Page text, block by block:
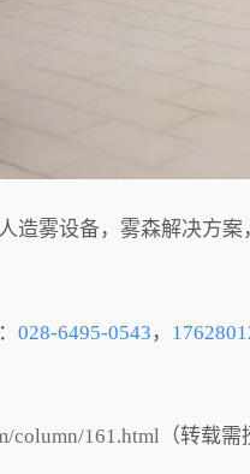
造雾设备，雾森解决方
028-6495-0543 ，
column/161.html （转载